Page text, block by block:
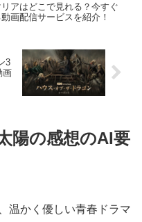
アはどこで見れる？今すぐ
画配信サービスを紹介！
3
画
陽の感想のAI要
温かく優しい青春ドラマ